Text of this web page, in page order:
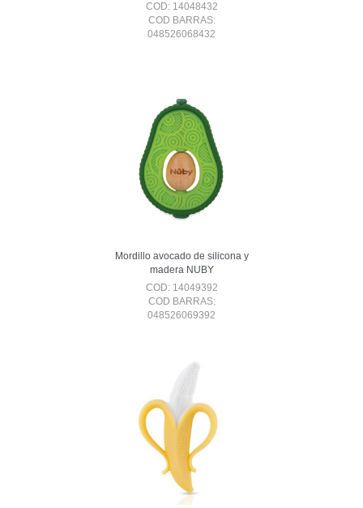
COD: 14048432
COD BARRAS:
048526068432
Mordillo avocado de silicona y
madera NUBY
COD: 14049392
COD BARRAS:
048526069392